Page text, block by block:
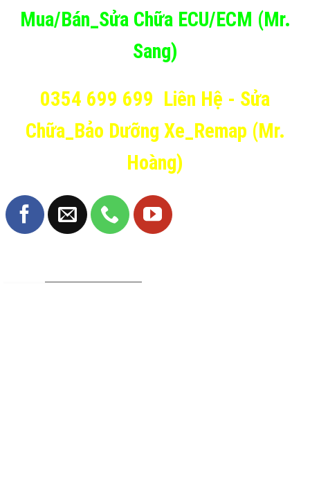
Mua/Bán_Sửa Chữa ECU/ECM (Mr.
Sang)
0354 699 699 Liên Hệ - Sửa
Chữa_Bảo Dưỡng Xe_Remap (Mr.
Hoàng)